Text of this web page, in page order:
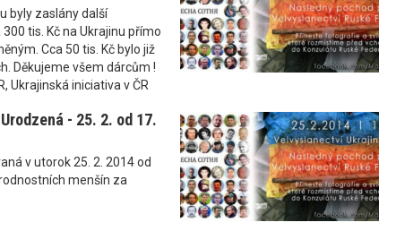
byly zaslány další
tis. Kč na Ukrajinu přímo
Cca 50 tis. Kč bylo již
Děkujeme všem dárcům !
Ukrajinská iniciativa v ČR
- 25. 2. od 17.
v utorok 25. 2. 2014 od
menšín za